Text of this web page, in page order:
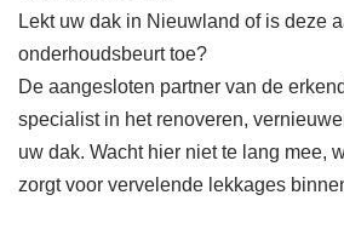
Lekt uw dak in Nieuwland of is deze
onderhoudsbeurt toe?
De aangesloten partner van de
specialist in het renoveren,
uw dak. Wacht hier niet te lang mee,
zorgt voor vervelende lekkages